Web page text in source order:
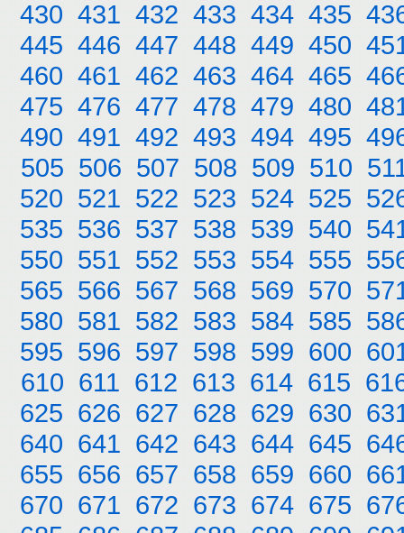
430 431 432 433 434 435
445 446 447 448 449 450
460 461 462 463 464 465
475 476 477 478 479 480
490 491 492 493 494 495
505 506 507 508 509 510
520 521 522 523 524 525
535 536 537 538 539 540
550 551 552 553 554 555
565 566 567 568 569 570
580 581 582 583 584 585
595 596 597 598 599 600
610 611 612 613 614 615
625 626 627 628 629 630
640 641 642 643 644 645
655 656 657 658 659 660
670 671 672 673 674 675